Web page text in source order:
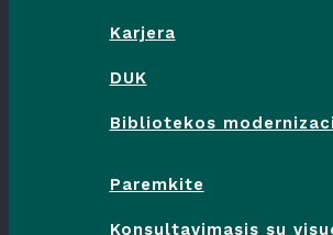
Karjera
DUK
Bibliotekos
Paremkite
Konsultavimasis su